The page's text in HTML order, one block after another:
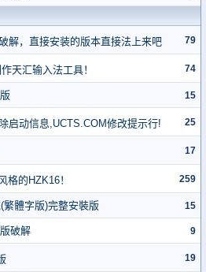
解，直接安装的版本直接法上来吧 79
天汇输入法工具！ 74
15
启动信息,UCTS.COM修改提示行! 25
17
格的HZK16！ 259
繁體字版)完整安裝版 15
破解 9
19